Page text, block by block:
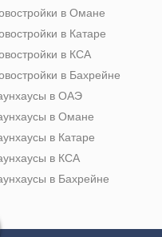
в Омане
в Катаре
в КСА
в Бахрейне
в ОАЭ
в Омане
в Катаре
в КСА
в Бахрейне